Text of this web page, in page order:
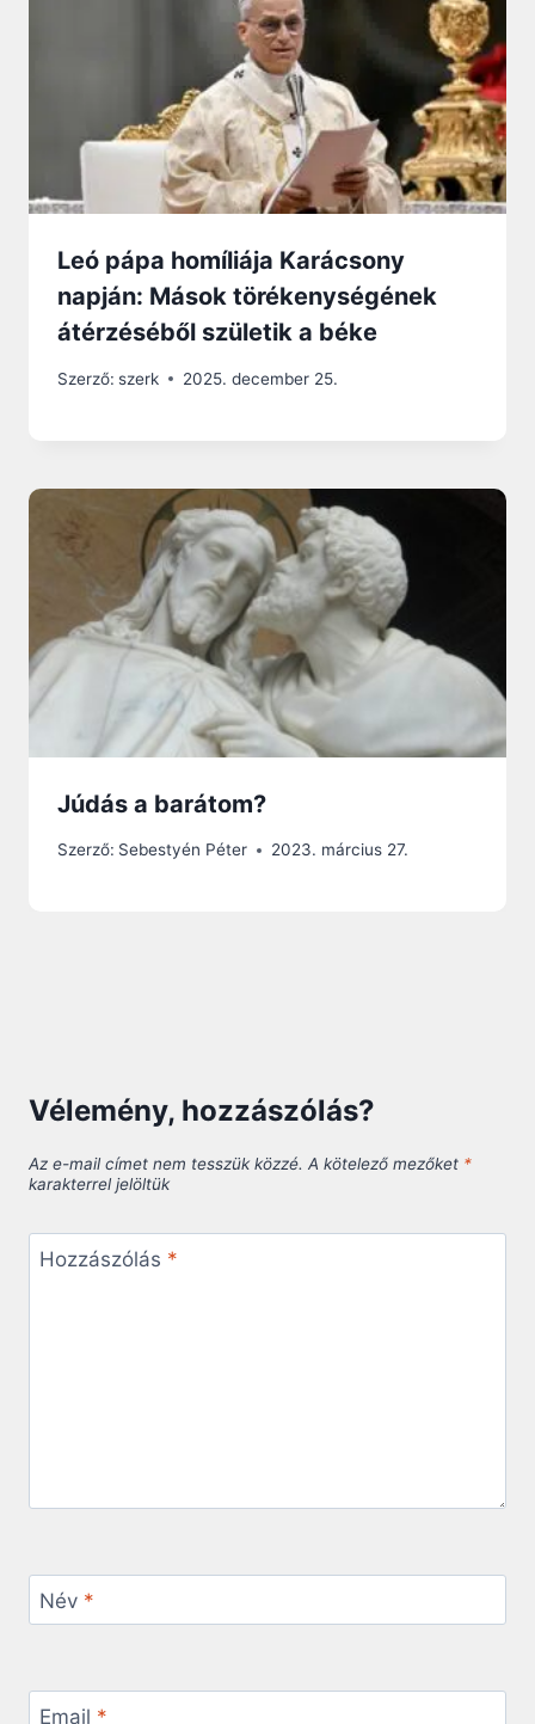
Leó pápa homíliája Karácsony
napján: Mások törékenységének
átérzéséből születik a béke
Szerző: szerk 2025. december 25.
Júdás a barátom?
Szerző: Sebestyén Péter 2023. március 27.
Vélemény, hozzászólás?
Az e-mail címet nem tesszük közzé. A kötelező mezőket *
karakterrel jelöltük
Hozzászólás *
Név *
Email *